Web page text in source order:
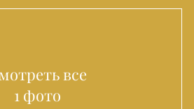
все
1 фото